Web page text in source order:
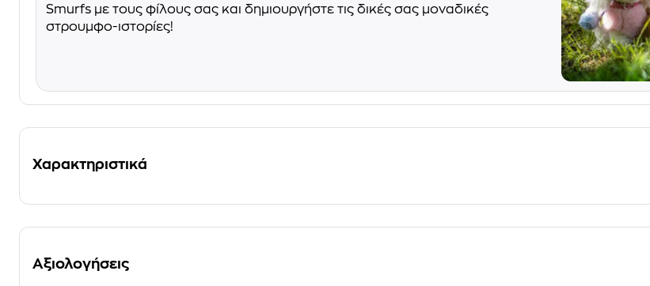
Smurfs με τους φίλους σας και δημιουργήστε τις δικές σας μοναδικές
στρουμφο-ιστορίες!
Χαρακτηριστικά
Αξιολογήσεις